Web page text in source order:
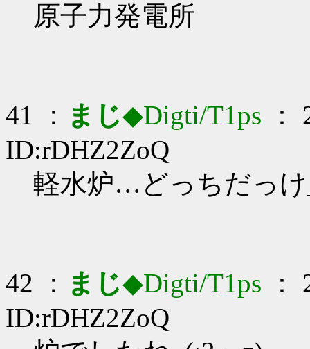
原子力発電所
41 ： まじ◆Digti/T1ps ：
ID:rDHZ2ZoQ
軽水炉…どっちだっけ
42 ： まじ◆Digti/T1ps ：
ID:rDHZ2ZoQ